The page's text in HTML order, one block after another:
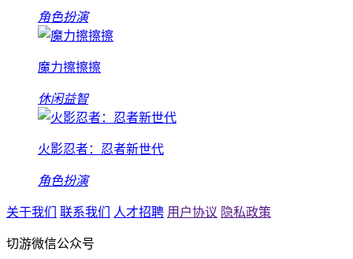
角色扮演
魔力擦擦擦
休闲益智
火影忍者：忍者新世代
角色扮演
关于我们 联系我们 人才招聘 用户协议 隐私政策
切游微信公众号